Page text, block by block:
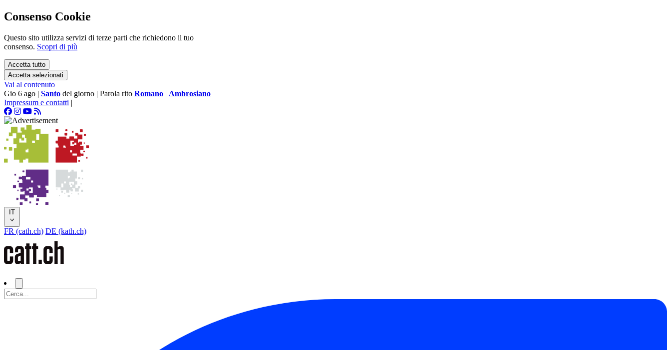
Consenso Cookie
Questo sito utilizza servizi di terze parti che richiedono il tuo
consenso. Scopri di più
Accetta tutto
Accetta selezionati
Vai al contenuto
Gio 6 ago | Santo del giorno | Parola rito Romano | Ambrosiano
Impressum e contatti |
IT
FR (cath.ch) DE (kath.ch)